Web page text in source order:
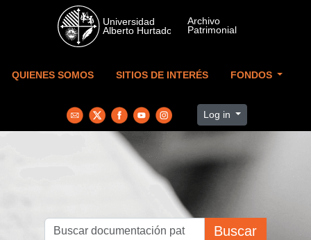
Skip to main content
QUIENES SOMOS SITIOS DE INTERÉS FONDOS
Log in
Buscar